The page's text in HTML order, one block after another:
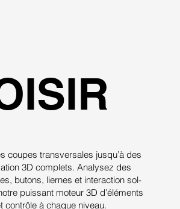
coupes transversales jusqu’à des
3D complets. Analysez des
butons, liernes et interaction sol-
puissant moteur 3D d’éléments
à chaque niveau.